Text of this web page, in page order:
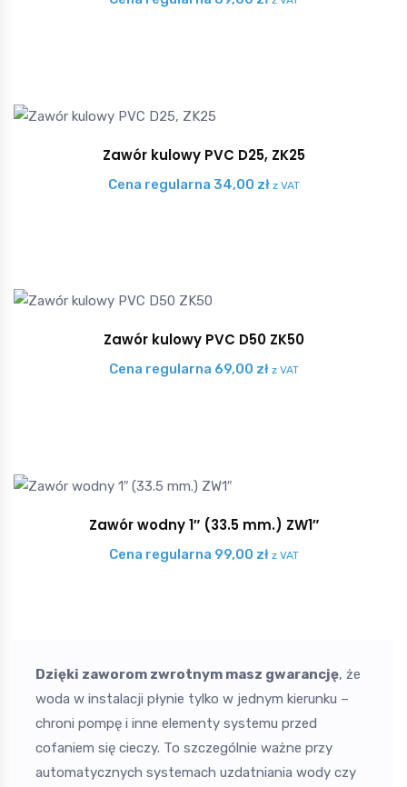
Zawór kulowy PVC D25, ZK25
Cena regularna 34,00 zł z VAT
Zawór kulowy PVC D50 ZK50
Cena regularna 69,00 zł z VAT
Zawór wodny 1″ (33.5 mm.) ZW1″
Cena regularna 99,00 zł z VAT
Dzięki zaworom zwrotnym masz gwarancję, że
woda w instalacji płynie tylko w jednym kierunku –
chroni pompę i inne elementy systemu przed
cofaniem się cieczy. To szczególnie ważne przy
automatycznych systemach uzdatniania wody czy